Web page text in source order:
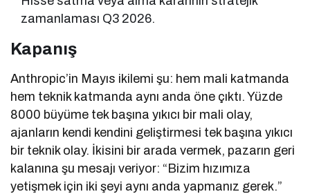
zamanlaması Q3 2026.
Kapanış
Anthropic’in Mayıs ikilemi şu: hem mali katmanda
hem teknik katmanda aynı anda öne çıktı. Yüzde
8000 büyüme tek başına yıkıcı bir mali olay,
ajanların kendi kendini geliştirmesi tek başına yıkıcı
bir teknik olay. İkisini bir arada vermek, pazarın geri
kalanına şu mesajı veriyor: “Bizim hızımıza
yetişmek için iki şeyi aynı anda yapmanız gerek.”